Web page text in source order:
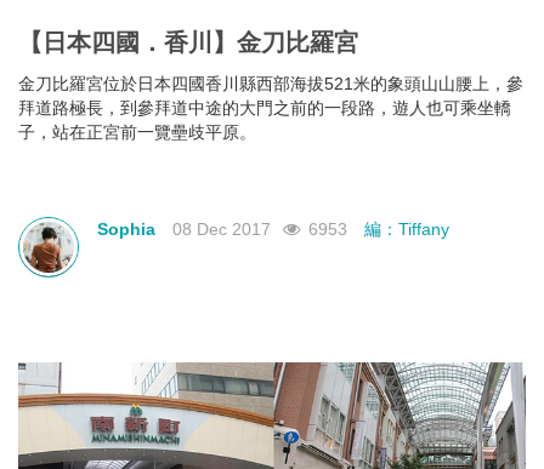
【日本四國．香川】金刀比羅宮
金刀比羅宮位於日本四國香川縣西部海拔521米的象頭山山腰上，參
拜道路極長，到參拜道中途的大門之前的一段路，遊人也可乘坐轎
子，站在正宮前一覽壘歧平原。
Sophia 08 Dec 2017 6953 編：Tiffany